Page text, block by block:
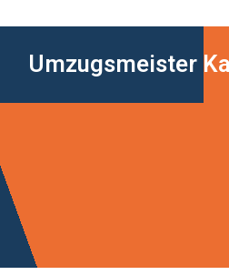
Umzugsmeister